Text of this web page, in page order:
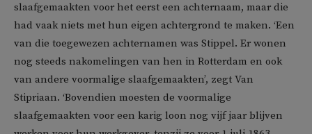
slaafgemaakten voor het eerst een achternaam, maar die
had vaak niets met hun eigen achtergrond te maken. ‘Een
van die toegewezen achternamen was Stippel. Er wonen
nog steeds nakomelingen van hen in Rotterdam en ook
van andere voormalige slaafgemaakten’, zegt Van
Stipriaan. ‘Bovendien moesten de voormalige
slaafgemaakten voor een karig loon nog vijf jaar blijven